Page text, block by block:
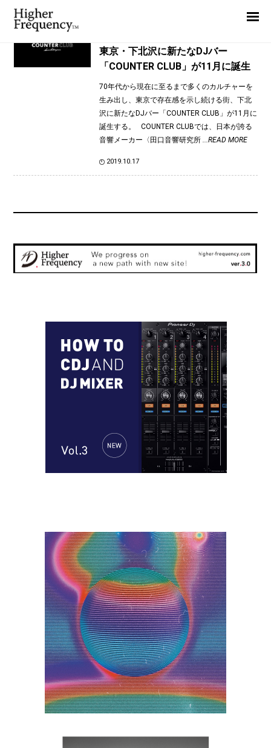
TAG: DJ KENTA
東京・下北沢に新たなDJバー
「COUNTER CLUB」が11月に誕生
70年代から現在に至るまで多くのカルチャーを
生み出し、東京で存在感を示し続ける街、下北
沢に新たなDJバー「COUNTER CLUB」が11月に
誕生する。 COUNTER CLUBでは、日本が誇る
音響メーカー〈田口音響研究所 ...READ MORE
2019.10.17
News
Interview
Highlight
Report